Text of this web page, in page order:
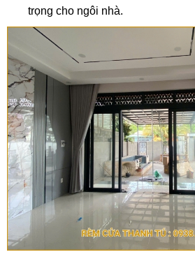
trọng cho ngôi nhà.